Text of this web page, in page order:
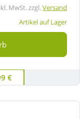
MwSt. zzgl.Versand
Artikel auf Lager
€